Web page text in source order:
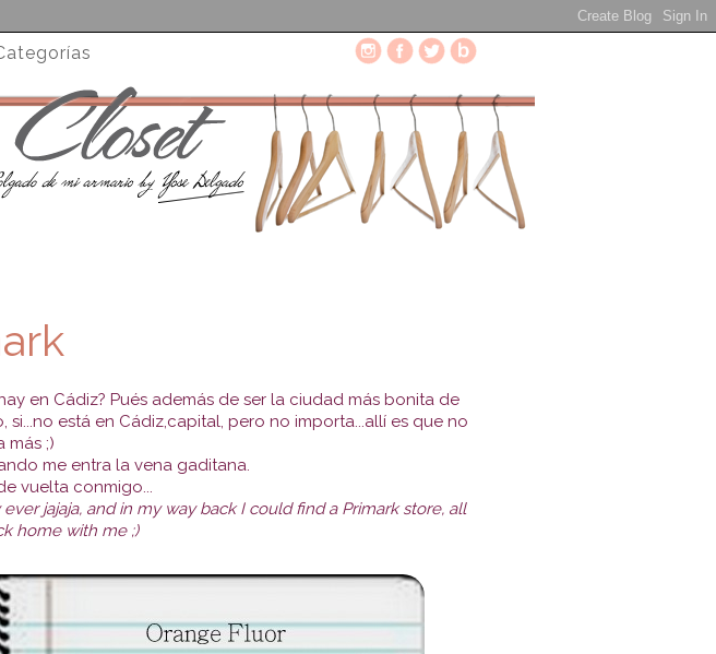
en Cádiz? Pués además de ser la ciudad más bonita de
está en Cádiz,capital, pero no importa...allí es que no
más ;)
me entra la vena gaditana.
vuelta conmigo...
jajaja, and in my way back I could find a Primark store, all
home with me ;)